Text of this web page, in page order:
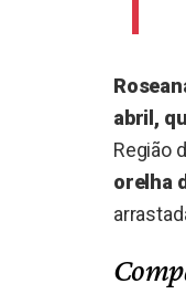
abril,
Região
orelha